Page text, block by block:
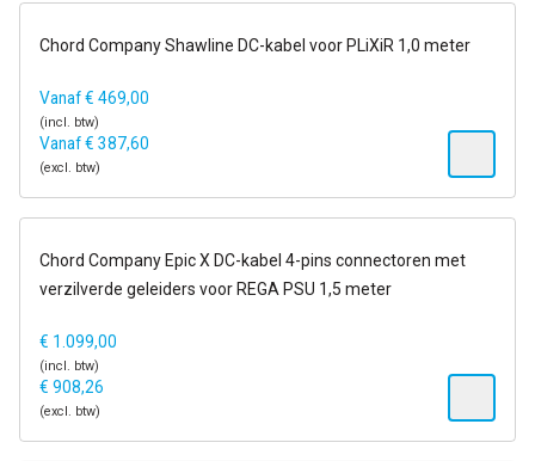
op voorraad
Chord Company Shawline DC-kabel voor PLiXiR 1,0 meter
Vanaf€ 469,00
(incl. btw)
Vanaf€ 387,60
(excl. btw)
14-21 dagen
Chord Company Epic X DC-kabel 4-pins connectoren met
verzilverde geleiders voor REGA PSU 1,5 meter
€ 1.099,00
(incl. btw)
€ 908,26
(excl. btw)